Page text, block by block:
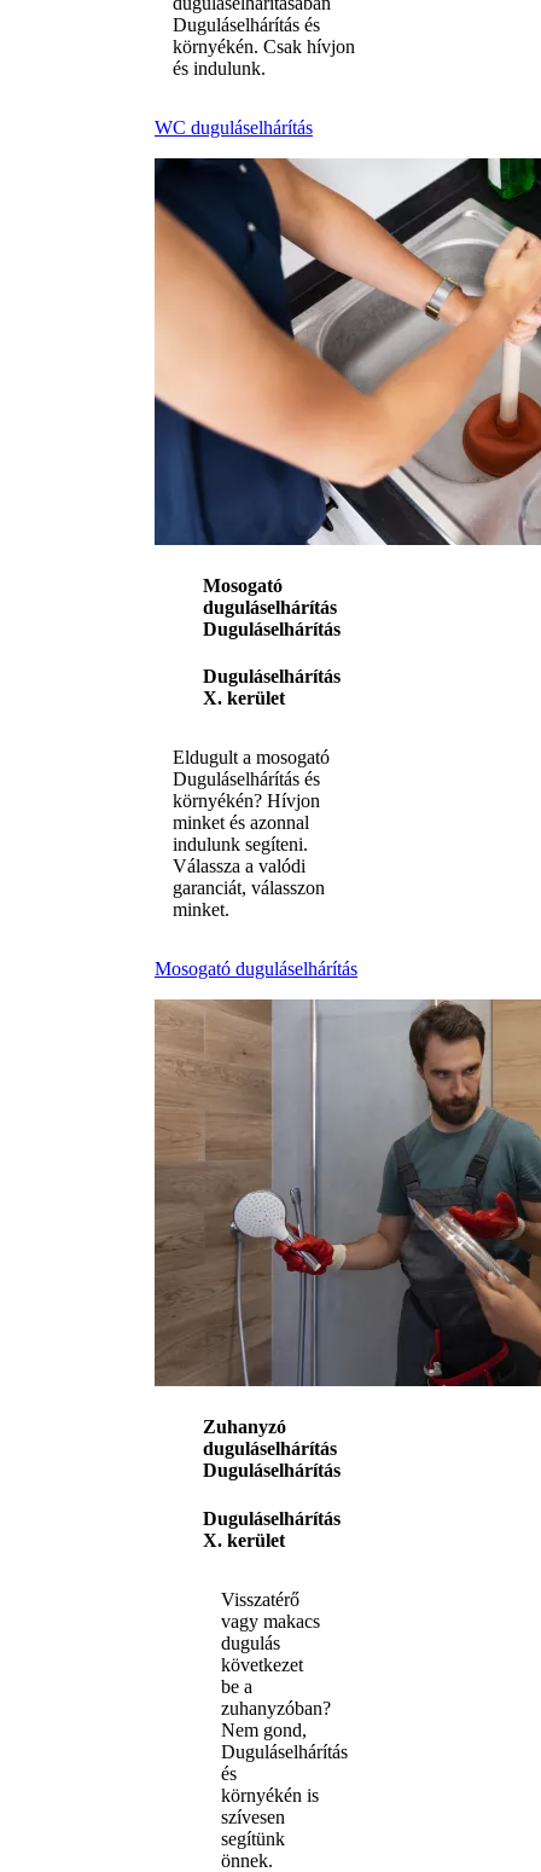
Duguláselhárítás és
környékén. Csak hívjon
és indulunk.
WC duguláselhárítás
Mosogató
duguláselhárítás
Duguláselhárítás
Duguláselhárítás
X. kerület
Eldugult a mosogató
Duguláselhárítás és
környékén? Hívjon
minket és azonnal
indulunk segíteni.
Válassza a valódi
garanciát, válasszon
minket.
Mosogató duguláselhárítás
Zuhanyzó
duguláselhárítás
Duguláselhárítás
Duguláselhárítás
X. kerület
Visszatérő
vagy makacs
dugulás
következet
be a
zuhanyzóban?
Nem gond,
Duguláselhárítás
és
környékén is
szívesen
segítünk
önnek.